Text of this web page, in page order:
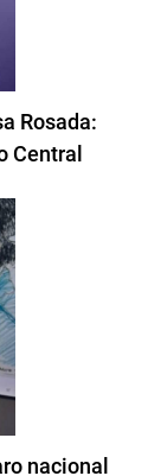
Rosada:
Central
nacional